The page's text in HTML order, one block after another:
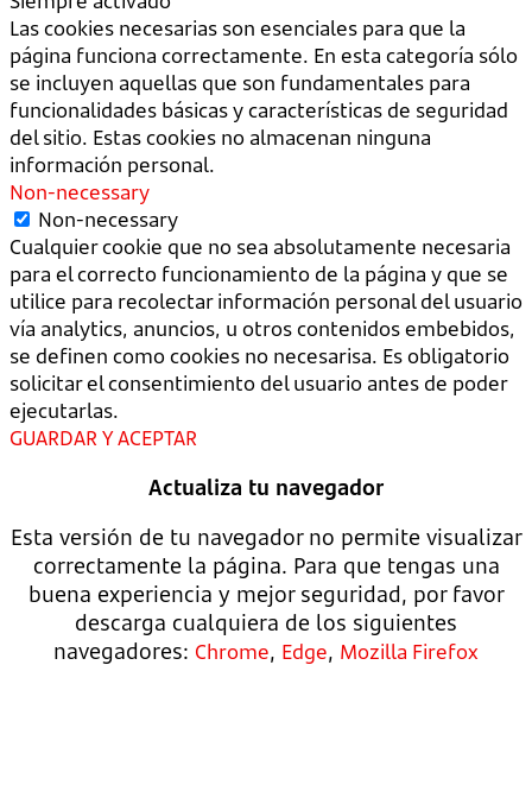
Las cookies necesarias son esenciales para que la
página funciona correctamente. En esta categoría sólo
se incluyen aquellas que son fundamentales para
funcionalidades básicas y características de seguridad
del sitio. Estas cookies no almacenan ninguna
información personal.
Non-necessary
Non-necessary
Cualquier cookie que no sea absolutamente necesaria
para el correcto funcionamiento de la página y que se
utilice para recolectar información personal del usuario
vía analytics, anuncios, u otros contenidos embebidos,
se definen como cookies no necesarisa. Es obligatorio
solicitar el consentimiento del usuario antes de poder
ejecutarlas.
GUARDAR Y ACEPTAR
Actualiza tu navegador
Esta versión de tu navegador no permite visualizar
correctamente la página. Para que tengas una
buena experiencia y mejor seguridad, por favor
descarga cualquiera de los siguientes
navegadores: Chrome, Edge, Mozilla Firefox